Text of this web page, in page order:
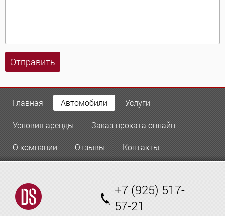
Отправить
Главная Автомобили Услуги
Условия аренды Заказ проката онлайн
О компании Отзывы Контакты
+7 (925) 517-
57-21